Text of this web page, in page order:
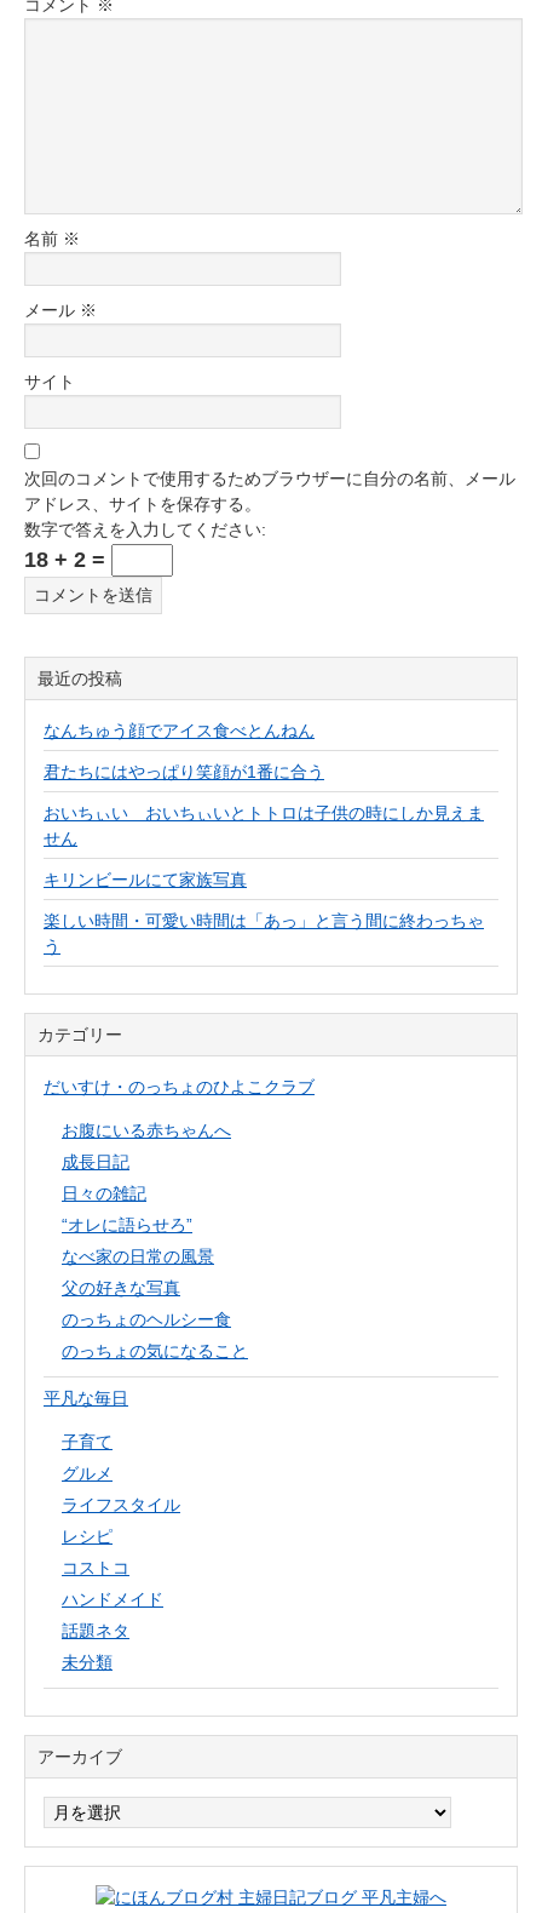
コメント ※
名前 ※
メール ※
サイト
次回のコメントで使用するためブラウザーに自分の名前、メール
アドレス、サイトを保存する。
数字で答えを入力してください:
18 + 2 =
最近の投稿
なんちゅう顔でアイス食べとんねん
君たちにはやっぱり笑顔が1番に合う
おいちぃい おいちぃいとトトロは子供の時にしか見えま
せん
キリンビールにて家族写真
楽しい時間・可愛い時間は「あっ」と言う間に終わっちゃ
う
カテゴリー
だいすけ・のっちょのひよこクラブ
お腹にいる赤ちゃんへ
成長日記
日々の雑記
“オレに語らせろ”
なべ家の日常の風景
父の好きな写真
のっちょのヘルシー食
のっちょの気になること
平凡な毎日
子育て
グルメ
ライフスタイル
レシピ
コストコ
ハンドメイド
話題ネタ
未分類
アーカイブ
イ